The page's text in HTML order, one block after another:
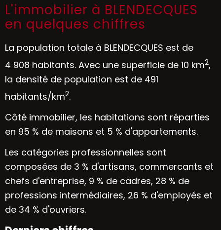
L'immobilier à BLENDECQUES
en quelques chiffres
La population totale à BLENDECQUES est de
4 908 habitants. Avec une superficie de 10 km2,
la densité de population est de 491
habitants/km2.
Côté immobilier, les habitations sont réparties
en 95 % de maisons et 5 % d'appartements.
Les catégories professionnelles sont
composées de 3 % d'artisans, commercants et
chefs d'entreprise, 9 % de cadres, 28 % de
professions intermédiaires, 26 % d'employés et
de 34 % d'ouvriers.